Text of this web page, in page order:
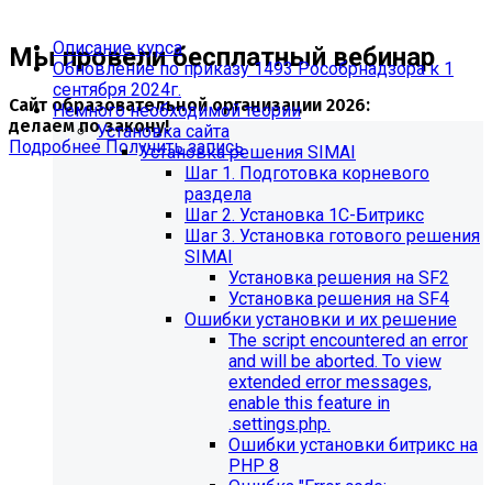
Мы провели бесплатный вебинар
Сайт образовательной организации 2026:
делаем по закону!
ПодробнееПолучить запись
Обновления в разделе
Описание курса
Обновление по приказу 1493 Рособрнадзора к 1
сентября 2024г.
Немного необходимой теории
Установка сайта
Установка решения SIMAI
Шаг 1. Подготовка корневого
раздела
Шаг 2. Установка 1С-Битрикс
Шаг 3. Установка готового решения
SIMAI
Установка решения на SF2
Установка решения на SF4
Ошибки установки и их решение
The script encountered an error
and will be aborted. To view
extended error messages,
enable this feature in
.settings.php.
Ошибки установки битрикс на
PHP 8